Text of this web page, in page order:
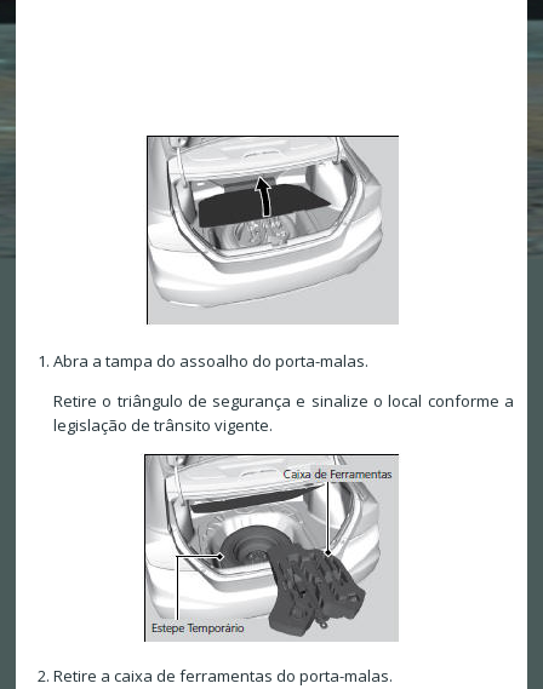
Abra a tampa do assoalho do porta-malas.
Retire o triângulo de segurança e sinalize o local conforme a
legislação de trânsito vigente.
Retire a caixa de ferramentas do porta-malas.